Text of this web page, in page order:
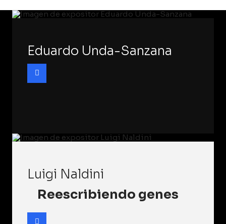
Eduardo Unda-Sanzana
Luigi Naldini
Reescribiendo genes